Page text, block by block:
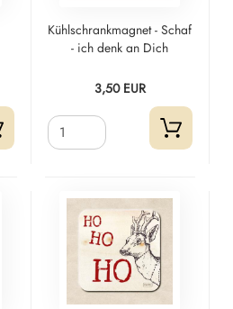
Kühlschrankmagnet - Schaf
- ich denk an Dich
3,50 EUR